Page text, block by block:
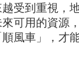
受到重視，
可用的資源
風車」，才